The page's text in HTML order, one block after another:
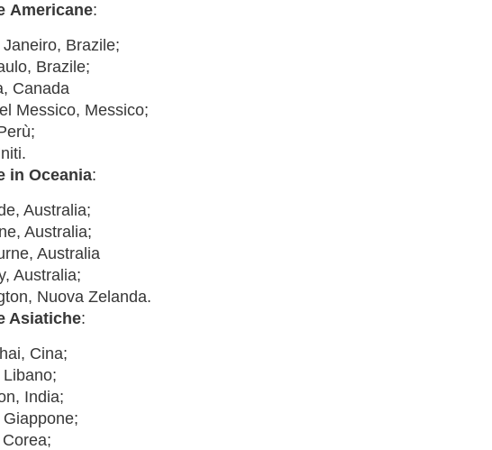
Americane:
Brazile;
Brazile;
Canada
Messico, Messico;
in Oceania:
Australia;
Australia;
Australia
Australia;
Nuova Zelanda.
Asiatiche:
Cina;
India;
Giappone;